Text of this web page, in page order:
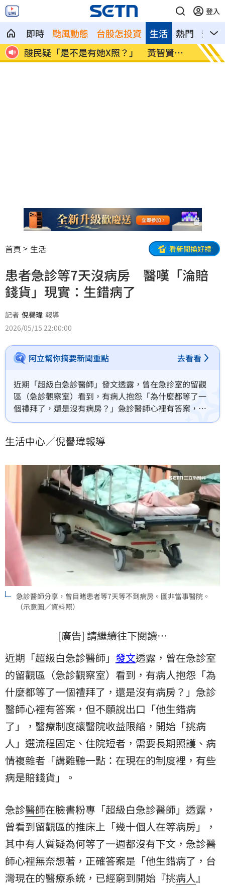
登入
即時 颱風動態 台股怎投資 熱門 影音
生活
酸民疑「是不是有她X照？」 黃智賢回
嗆
歐洲
冠
首頁 生活 看新聞換好禮
患者急診等7天沒病房 醫嘆「淪賠
錢貨」現實：生錯病了
記者 倪譽瑋 報導
2026/05/15 22:00:00
阿立幫你摘要新聞重點 去看看
近期「超級白急診醫師」發文透露，曾在急診室的留觀
區（急診觀察室）看到，有病人抱怨「為什麼都等了一
個禮拜了，還是沒有病房？」急診醫師心裡有答案，但
不願說出口「他生錯病了」，醫療制度讓醫院收益限
照護、病情複雜者「講難聽一點：在現在的制度裡，有
生活中心／倪譽瑋報導
急診醫師分享，曾目睹患者等7天等不到病房。圖非當事醫院。
（示意圖／資料照）
[廣告] 請繼續往下閱讀…
近期「超級白急診醫師」 發文透露，曾在急診室
的留觀區（急診觀察室）看到，有病人抱怨「為
什麼都等了一個禮拜了，還是沒有病房？」急診
醫師心裡有答案，但不願說出口「他生錯病
了」，醫療制度讓醫院收益限縮，開始「挑病
人」選流程固定、住院短者，需要長期照護、病
情複雜者「講難聽一點：在現在的制度裡，有些
病是賠錢貨」。
急診醫師在臉書粉專「超級白急診醫師」透露，
曾看到留觀區的推床上「幾十個人在等病房」，
其中有人質疑為何等了一週都沒有下文，急診醫
師心裡無奈想著，正確答案是「他生錯病了， 台
灣現在的醫療系統，已經窮到開始『挑病人』